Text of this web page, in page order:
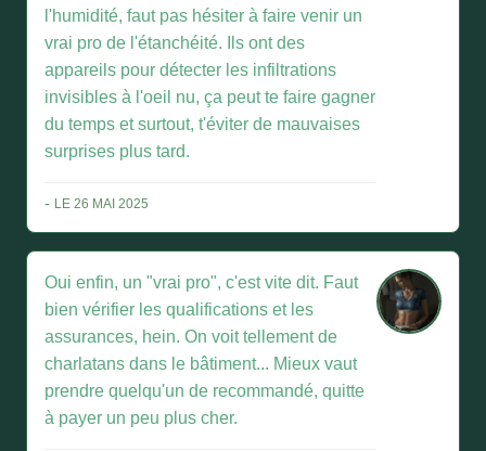
l'humidité, faut pas hésiter à faire venir un
vrai pro de l'étanchéité. Ils ont des
appareils pour détecter les infiltrations
invisibles à l'oeil nu, ça peut te faire gagner
du temps et surtout, t'éviter de mauvaises
surprises plus tard.
- LE 26 MAI 2025
Oui enfin, un "vrai pro", c'est vite dit. Faut
bien vérifier les qualifications et les
assurances, hein. On voit tellement de
charlatans dans le bâtiment... Mieux vaut
prendre quelqu'un de recommandé, quitte
à payer un peu plus cher.